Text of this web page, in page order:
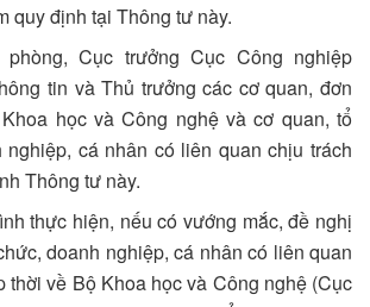
quy định tại Thông tư này.
phòng, Cục trưởng Cục Công nghiệp
tin và Thủ trưởng các cơ quan, đơn
học và Công nghệ và cơ quan, tổ
nghiệp, cá nhân có liên quan chịu trách
Thông tư này.
thực hiện, nếu có vướng mắc, đề nghị
doanh nghiệp, cá nhân có liên quan
thời về Bộ Khoa học và Công nghệ (Cục